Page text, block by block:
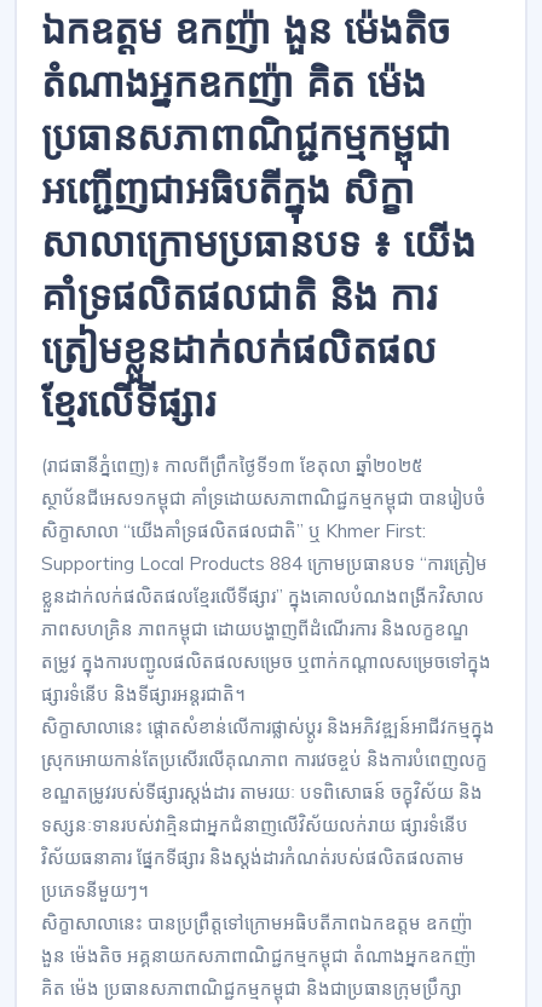
ឯកឧត្តម ឧកញ៉ា ងួន ម៉េងតិច
តំណាងអ្នកឧកញ៉ា គិត ម៉េង
ប្រធានសភាពាណិជ្ជកម្មកម្ពុជា
អញ្ជើញជាអធិបតីក្នុង សិក្ខា
សាលាក្រោមប្រធានបទ ៖ យើង
គាំទ្រផលិតផលជាតិ និង ការ
ត្រៀមខ្លួនដាក់លក់ផលិតផល
ខ្មែរលើទីផ្សារ
(រាជធានីភ្នំពេញ)៖ កាលពីព្រឹកថ្ងៃទី១៣ ខែតុលា ឆ្នាំ២០២៥
ស្ថាប័នជីអេស១កម្ពុជា គាំទ្រដោយសភាពាណិជ្ជកម្មកម្ពុជា បានរៀបចំ
សិក្ខាសាលា “យើងគាំទ្រផលិតផលជាតិ” ឬ Khmer First:
Supporting Local Products 884 ក្រោមប្រធានបទ “ការត្រៀម
ខ្លួនដាក់លក់ផលិតផលខ្មែរលើទីផ្សារ” ក្នុងគោលបំណងពង្រីកវិសាល
ភាពសហគ្រិន ភាពកម្ពុជា ដោយបង្ហាញពីដំណើរការ និងលក្ខខណ្ឌ
តម្រូវ ក្នុងការបញ្ជូលផលិតផលសម្រេច ឬពាក់កណ្តាលសម្រេចទៅក្នុង
ផ្សារទំនើប និងទីផ្សារអន្តរជាតិ។
សិក្ខាសាលានេះ ផ្តោតសំខាន់លើការផ្លាស់ប្តូរ និងអភិវឌ្ឍន៍អាជីវកម្មក្នុង
ស្រុកអោយកាន់តែប្រសើរលើគុណភាព ការវេចខ្ចប់ និងការបំពេញលក្ខ
ខណ្ឌតម្រូវរបស់ទីផ្សារស្តង់ដារ តាមរយៈ បទពិសោធន៍ ចក្ខុវិស័យ និង
ទស្សនៈទានរបស់វាគ្មិនជាអ្នកជំនាញលើវិស័យលក់រាយ ផ្សារទំនើប
វិស័យធនាគារ ផ្នែកទីផ្សារ និងស្តង់ដារកំណត់របស់ផលិតផលតាម
ប្រភេទនីមួយៗ។
សិក្ខាសាលានេះ បានប្រព្រឹត្តទៅក្រោមអធិបតីភាពឯកឧត្តម ឧកញ៉ា
ងួន ម៉េងតិច អគ្គនាយកសភាពាណិជ្ជកម្មកម្ពុជា តំណាងអ្នកឧកញ៉ា
គិត ម៉េង ប្រធានសភាពាណិជ្ជកម្មកម្ពុជា និងជាប្រធានក្រុមប្រឹក្សា